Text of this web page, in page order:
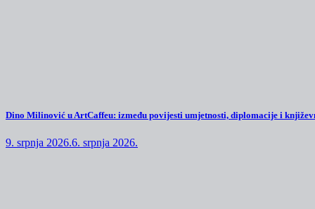
Dino Milinović u ArtCaffeu: između povijesti umjetnosti, diplomacije i
9. srpnja 2026.6. srpnja 2026.